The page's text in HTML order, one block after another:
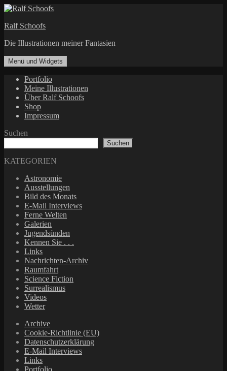
Zum
springen
Ralf Schoofs
Die Illustrationen meiner Fantasien
Menü und Widgets
Portfolio
Meine Illustrationen
Über Ralf Schoofs
Shop
Impressum
Suchen
Suchen
KATEGORIEN
Astronomie
Ausstellungen
Bild des Monats
E-Mail Interviews
Ferne Welten
Galerien
Jugendsünden
Kennen Sie . . .
Links
Nachrichten-Archiv
Raumfahrt
Science Fiction
Surrealismus
Videos
Wetter
Archive
Cookie-Richtlinie (EU)
Datenschutzerklärung
E-Mail Interviews
Links
Portfolio